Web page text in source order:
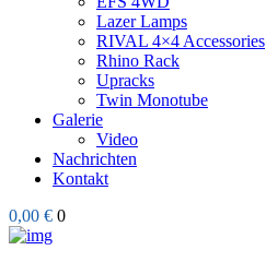
Lazer Lamps
RIVAL 4×4 Accessories
Rhino Rack
Upracks
Twin Monotube
Galerie
Video
Nachrichten
Kontakt
0,00 € 0